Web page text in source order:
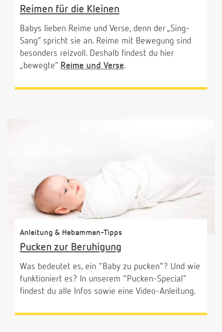
Reimen für die Kleinen
Babys lieben Reime und Verse, denn der „Sing-
Sang“ spricht sie an. Reime mit Bewegung sind
besonders reizvoll. Deshalb findest du hier
„bewegte“ Reime und Verse.
Anleitung & Hebammen-Tipps
Pucken zur Beruhigung
Was bedeutet es, ein "Baby zu pucken"? Und wie
funktioniert es? In unserem "Pucken-Special"
findest du alle Infos sowie eine Video-Anleitung.